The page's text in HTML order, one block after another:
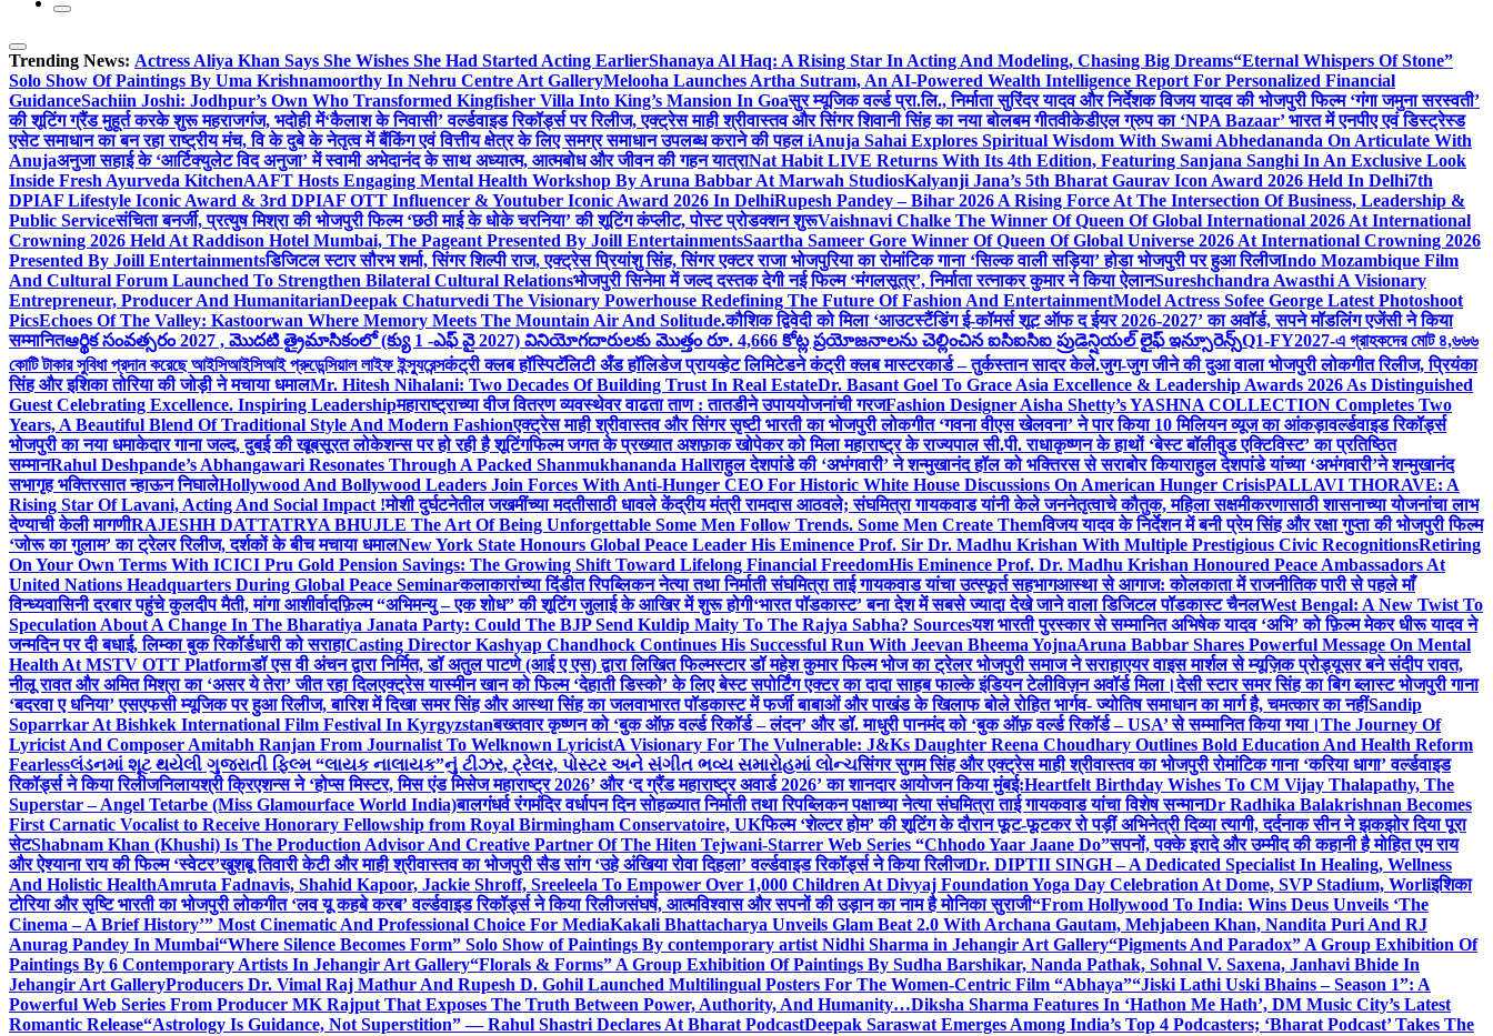
Trending News: Actress Aliya Khan Says She Wishes She Had Started Acting EarlierShanaya Al Haq: A Rising Star In Acting And Modeling, Chasing Big Dreams“Eternal Whispers Of Stone”
Solo Show Of Paintings By Uma Krishnamoorthy In Nehru Centre Art GalleryMelooha Launches Artha Sutram, An AI-Powered Wealth Intelligence Report For Personalized Financial
GuidanceSachiin Joshi: Jodhpur’s Own Who Transformed Kingfisher Villa Into King’s Mansion In Goaसुर म्यूजिक वर्ल्ड प्रा.लि., निर्माता सुरिंदर यादव और निर्देशक विजय यादव की भोजपुरी फिल्म ‘गंगा जमुना सरस्वती’
की शूटिंग ग्रैंड मुहूर्त करके शुरू महराजगंज, भदोही में‘कैलाश के निवासी’ वर्ल्डवाइड रिकॉर्ड्स पर रिलीज, एक्ट्रेस माही श्रीवास्तव और सिंगर शिवानी सिंह का नया बोलबम गीतवीकेडीएल ग्रुप का ‘NPA Bazaar’ भारत में एनपीए एवं डिस्ट्रेस्ड
एसेट समाधान का बन रहा राष्ट्रीय मंच, वि के दुबे के नेतृत्व में बैंकिंग एवं वित्तीय क्षेत्र के लिए समग्र समाधान उपलब्ध कराने की पहल iAnuja Sahai Explores Spiritual Wisdom With Swami Abhedananda On Articulate With
Anujaअनुजा सहाई के ‘आर्टिक्युलेट विद अनुजा’ में स्वामी अभेदानंद के साथ अध्यात्म, आत्मबोध और जीवन की गहन यात्राNat Habit LIVE Returns With Its 4th Edition, Featuring Sanjana Sanghi In An Exclusive Look
Inside Fresh Ayurveda KitchenAAFT Hosts Engaging Mental Health Workshop By Aruna Babbar At Marwah StudiosKalyanji Jana’s 5th Bharat Gaurav Icon Award 2026 Held In Delhi7th
DPIAF Lifestyle Iconic Award & 3rd DPIAF OTT Influencer & Youtuber Iconic Award 2026 In DelhiRupesh Pandey – Bihar 2026 A Rising Force At The Intersection Of Business, Leadership &
Public Serviceसंचिता बनर्जी, प्रत्युष मिश्रा की भोजपुरी फिल्म ‘छठी माई के धोके चरनिया’ की शूटिंग कंप्लीट, पोस्ट प्रोडक्शन शुरूVaishnavi Chalke The Winner Of Queen Of Global International 2026 At International
Crowning 2026 Held At Raddison Hotel Mumbai, The Pageant Presented By Joill EntertainmentsSaartha Sameer Gore Winner Of Queen Of Global Universe 2026 At International Crowning 2026
Presented By Joill Entertainmentsडिजिटल स्टार सौरभ शर्मा, सिंगर शिल्पी राज, एक्ट्रेस प्रियांशु सिंह, सिंगर एक्टर राजा भोजपुरिया का रोमांटिक गाना ‘सिल्क वाली सड़िया’ होडा भोजपुरी पर हुआ रिलीजIndo Mozambique Film
And Cultural Forum Launched To Strengthen Bilateral Cultural Relationsभोजपुरी सिनेमा में जल्द दस्तक देगी नई फिल्म ‘मंगलसूत्र’, निर्माता रत्नाकर कुमार ने किया ऐलानSureshchandra Awasthi A Visionary
Entrepreneur, Producer And HumanitarianDeepak Chaturvedi The Visionary Powerhouse Redefining The Future Of Fashion And EntertainmentModel Actress Sofee George Latest Photoshoot
PicsEchoes Of The Valley: Kastoorwan Where Memory Meets The Mountain Air And Solitude.कौशिक द्विवेदी को मिला ‘आउटस्टैंडिंग ई-कॉमर्स शूट ऑफ द ईयर 2026-2027’ का अवॉर्ड, सपने मॉडलिंग एजेंसी ने किया
सम्मानितఆర్థిక సంవత్సరం 2027 , మొదటి త్రైమాసికంలో (క్యు 1 -ఎఫ్ వై 2027) వినియోగదారులకు మొత్తం రూ. 4,666 కోట్ల ప్రయోజనాలను చెల్లించిన ఐసిఐసిఐ ప్రుడెన్షియల్ లైఫ్ ఇన్సూరెన్స్Q1-FY2027-এ গ্রাহকদের মোট ৪,৬৬৬
কোটি টাকার সুবিধা প্রদান করেছে আইসিআইসিআই প্রুডেন্সিয়াল লাইফ ইন্স্যুরেন্সकंट्री क्लब हॉस्पिटॅलिटी अँड हॉलिडेज प्रायव्हेट लिमिटेडने कंट्री क्लब मास्टरकार्ड – तुर्कस्तान सादर केले.जुग-जुग जीने की दुआ वाला भोजपुरी लोकगीत रिलीज, प्रियंका
सिंह और इशिका तोरिया की जोड़ी ने मचाया धमालMr. Hitesh Nihalani: Two Decades Of Building Trust In Real EstateDr. Basant Goel To Grace Asia Excellence & Leadership Awards 2026 As Distinguished
Guest Celebrating Excellence. Inspiring Leadershipमहाराष्ट्राच्या वीज वितरण व्यवस्थेवर वाढता ताण : तातडीने उपाययोजनांची गरजFashion Designer Aisha Shetty’s YASHNA COLLECTION Completes Two
Years, A Beautiful Blend Of Traditional Style And Modern Fashionएक्ट्रेस माही श्रीवास्तव और सिंगर सृष्टी भारती का भोजपुरी लोकगीत ‘गवना वीएस खेलवना’ ने पार किया 10 मिलियन व्यूज का आंकड़ावर्ल्डवाइड रिकॉर्ड्स
भोजपुरी का नया धमाकेदार गाना जल्द, दुबई की खूबसूरत लोकेशन्स पर हो रही है शूटिंगफिल्म जगत के प्रख्यात अशफ़ाक खोपेकर को मिला महाराष्ट्र के राज्यपाल सी.पी. राधाकृष्णन के हाथों ‘बेस्ट बॉलीवुड एक्टिविस्ट’ का प्रतिष्ठित
सम्मानRahul Deshpande’s Abhangawari Resonates Through A Packed Shanmukhananda Hallराहुल देशपांडे की ‘अभंगवारी’ ने शन्मुखानंद हॉल को भक्तिरस से सराबोर कियाराहुल देशपांडे यांच्या ‘अभंगवारी’ने शन्मुखानंद
सभागृह भक्तिरसात न्हाऊन निघालेHollywood And Bollywood Leaders Join Forces With Anti-Hunger CEO For Historic White House Discussions On American Hunger CrisisPALLAVI THORAVE: A
Rising Star Of Lavani, Acting And Social Impact !मोशी दुर्घटनेतील जखमींच्या मदतीसाठी धावले केंद्रीय मंत्री रामदास आठवले; संघमित्रा गायकवाड यांनी केले जननेतृत्वाचे कौतुक, महिला सक्षमीकरणासाठी शासनाच्या योजनांचा लाभ
देण्याची केली मागणीRAJESHH DATTATRYA BHUJLE The Art Of Being Unforgettable Some Men Follow Trends. Some Men Create Themविजय यादव के निर्देशन में बनी प्रेम सिंह और रक्षा गुप्ता की भोजपुरी फिल्म
‘जोरू का गुलाम’ का ट्रेलर रिलीज, दर्शकों के बीच मचाया धमालNew York State Honours Global Peace Leader His Eminence Prof. Sir Dr. Madhu Krishan With Multiple Prestigious Civic RecognitionsRetiring
On Your Own Terms With ICICI Pru Gold Pension Savings: The Growing Shift Toward Lifelong Financial FreedomHis Eminence Prof. Dr. Madhu Krishan Honoured Peace Ambassadors At
United Nations Headquarters During Global Peace Seminarकलाकारांच्या दिंडीत रिपब्लिकन नेत्या तथा निर्माती संघमित्रा ताई गायकवाड यांचा उत्स्फूर्त सहभागआस्था से आगाज: कोलकाता में राजनीतिक पारी से पहले माँ
विन्ध्यवासिनी दरबार पहुंचे कुलदीप मैती, मांगा आशीर्वादफ़िल्म “अभिमन्यु – एक शोध” की शूटिंग जुलाई के आखिर में शुरू होगी‘भारत पॉडकास्ट’ बना देश में सबसे ज्यादा देखे जाने वाला डिजिटल पॉडकास्ट चैनलWest Bengal: A New Twist To
Speculation About A Change In The Bharatiya Janata Party: Could The BJP Send Kuldip Maity To The Rajya Sabha? Sourcesयश भारती पुरस्कार से सम्मानित अभिषेक यादव ‘अभि’ को फ़िल्म मेकर धीरू यादव ने
जन्मदिन पर दी बधाई, लिम्का बुक रिकॉर्डधारी को सराहाCasting Director Kashyap Chandhock Continues His Successful Run With Jeevan Bheema YojnaAruna Babbar Shares Powerful Message On Mental
Health At MSTV OTT Platformडॉ एस वी अंचन द्वारा निर्मित, डॉ अतुल पाटणे (आई ए एस) द्वारा लिखित फिल्मस्टार डॉ महेश कुमार फिल्म भोज का ट्रेलर भोजपुरी समाज ने सराहाएयर वाइस मार्शल से म्यूज़िक प्रोड्यूसर बने संदीप रावत,
नीलू रावत और अमित मिश्रा का ‘असर ये तेरा’ जीत रहा दिलएक्ट्रेस यास्मीन खान को फिल्म ‘देहाती डिस्को’ के लिए बेस्ट सपोर्टिंग एक्टर का दादा साहब फाल्के इंडियन टेलीविज़न अवॉर्ड मिला।देसी स्टार समर सिंह का बिग ब्लास्ट भोजपुरी गाना
‘बदरवा ए धनिया’ एसएफसी म्यूजिक पर हुआ रिलीज, बारिश में दिखा समर सिंह और आस्था सिंह का जलवाभारत पॉडकास्ट में फर्जी बाबाओं और पाखंड के खिलाफ बोले रोहित भार्गव- ज्योतिष समाधान का मार्ग है, चमत्कार का नहींSandip
Soparrkar At Bishkek International Film Festival In Kyrgyzstanबख्तवार कृष्णन को ‘बुक ऑफ़ वर्ल्ड रिकॉर्ड – लंदन’ और डॉ. माधुरी पानमंद को ‘बुक ऑफ़ वर्ल्ड रिकॉर्ड – USA’ से सम्मानित किया गया।The Journey Of
Lyricist And Composer Amitabh Ranjan From Journalist To Welknown LyricistA Visionary For The Vulnerable: J&Ks Daughter Reena Choudhary Outlines Bold Education And Health Reform
Fearlessલંડનમાં શૂટ થયેલી ગુજરાતી ફિલ્મ “લાયક નાલાયક”નું ટીઝર, ટ્રેલર, પોસ્ટર અને સંગીત ભવ્ય સમારોહમાં લોન્ચसिंगर सुगम सिंह और एक्ट्रेस माही श्रीवास्तव का भोजपुरी रोमांटिक गाना ‘करिया धागा’ वर्ल्डवाइड
रिकॉर्ड्स ने किया रिलीजनिलायश्री क्रिएशन्स ने ‘होप्स मिस्टर, मिस एंड मिसेज महाराष्ट्र 2026’ और ‘द ग्रैंड महाराष्ट्र अवार्ड 2026’ का शानदार आयोजन किया मुंबई:Heartfelt Birthday Wishes To CM Vijay Thalapathy, The
Superstar – Angel Tetarbe (Miss Glamourface World India)बालगंधर्व रंगमंदिर वर्धापन दिन सोहळ्यात निर्माती तथा रिपब्लिकन पक्षाच्या नेत्या संघमित्रा ताई गायकवाड यांचा विशेष सन्मानDr Radhika Balakrishnan Becomes
First Carnatic Vocalist to Receive Honorary Fellowship from Royal Birmingham Conservatoire, UKफिल्म ‘शेल्टर होम’ की शूटिंग के दौरान फूट-फूटकर रो पड़ीं अभिनेत्री दिव्या त्यागी, दर्दनाक सीन ने झकझोर दिया पूरा
सेटShabnam Khan (Khushi) Is The Production Advisor And Creative Partner Of The Hiten Tejwani-Starrer Web Series “Chhodo Yaar Jaane Do”सपनों, पक्के इरादे और उम्मीद की कहानी है मोहित एम राय
और ऐश्याना राय की फिल्म ‘स्वेटर’खुशबू तिवारी केटी और माही श्रीवास्तव का भोजपुरी सैड सांग ‘उहे अंखिया रोवा दिहला’ वर्ल्डवाइड रिकॉर्ड्स ने किया रिलीजDr. DIPTII SINGH – A Dedicated Specialist In Healing, Wellness
And Holistic HealthAmruta Fadnavis, Shahid Kapoor, Jackie Shroff, Sreeleela To Empower Over 1,000 Children At Divyaj Foundation Yoga Day Celebration At Dome, SVP Stadium, Worliइशिका
टोरिया और सृष्टि भारती का भोजपुरी लोकगीत ‘लव यू कहबे करब’ वर्ल्डवाइड रिकॉर्ड्स ने किया रिलीजसंघर्ष, आत्मविश्वास और सपनों की उड़ान का नाम है मोनिका सुराजी“From Hollywood To India: Wins Deus Unveils ‘The
Cinema – A Brief History’” Most Cinematic And Professional Choice For MediaKakali Bhattacharya Unveils Glam Beat 2.0 With Archana Gautam, Mehjabeen Khan, Nandita Puri And RJ
Anurag Pandey In Mumbai“Where Silence Becomes Form” Solo Show of Paintings By contemporary artist Nidhi Sharma in Jehangir Art Gallery“Pigments And Paradox” A Group Exhibition Of
Paintings By 6 Contemporary Artists In Jehangir Art Gallery“Florals & Forms” A Group Exhibition Of Paintings By Sudha Barshikar, Nanda Pathak, Sohnal V. Saxena, Janhavi Bhide In
Jehangir Art GalleryProducers Dr. Vimal Raj Mathur And Rupesh D. Gohil Launched Multilingual Posters For The Women-Centric Film “Abhaya”“Jiski Lathi Uski Bhains – Season 1”: A
Powerful Web Series From Producer MK Rajput That Exposes The Truth Between Power, Authority, And Humanity…Diksha Sharma Features In ‘Hathon Me Hath’, DM Music City’s Latest
Romantic Release“Astrology Is Guidance, Not Superstition” — Rahul Shastri Declares At Bharat PodcastDeepak Saraswat Emerges Among India’s Top 4 Podcasters; ‘Bharat Podcast’ Takes The